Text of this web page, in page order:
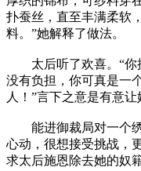
扑蚕丝，直至丰满柔软
料。”她解释了做法。
太后听了欢喜。“你
没有负担，你可真是一
人！”言下之意是有意让
能进御裁局对一个绣
心动，很想接受挑战，
求太后施恩除去她的奴